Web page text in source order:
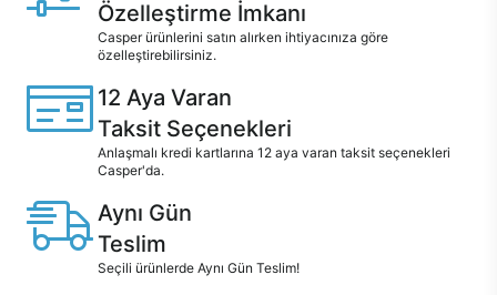
Özelleştirme İmkanı
Casper ürünlerini satın alırken ihtiyacınıza göre
özelleştirebilirsiniz.
12 Aya Varan
Taksit Seçenekleri
Anlaşmalı kredi kartlarına 12 aya varan taksit seçenekleri
Casper'da.
Aynı Gün
Teslim
Seçili ürünlerde Aynı Gün Teslim!